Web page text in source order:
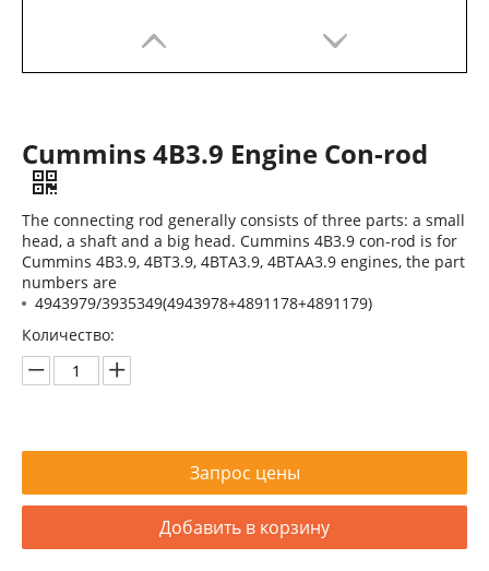
Блок цилиндров Cummins 4B3.9 3932012
Cummins 4B3.9 Engine Con-rod
The connecting rod generally consists of three parts: a small
head, a shaft and a big head. Cummins 4B3.9 con-rod is for
Cummins 4B3.9, 4BT3.9, 4BTA3.9, 4BTAA3.9 engines, the part
numbers are
4943979/3935349(4943978+4891178+4891179)
Количество:
Запрос цены
Добавить в корзину